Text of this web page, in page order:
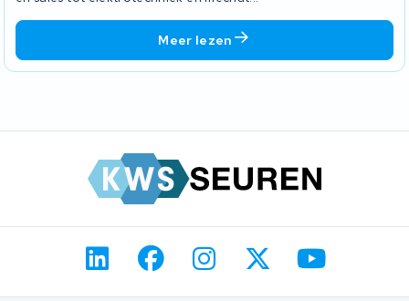
Meer lezen